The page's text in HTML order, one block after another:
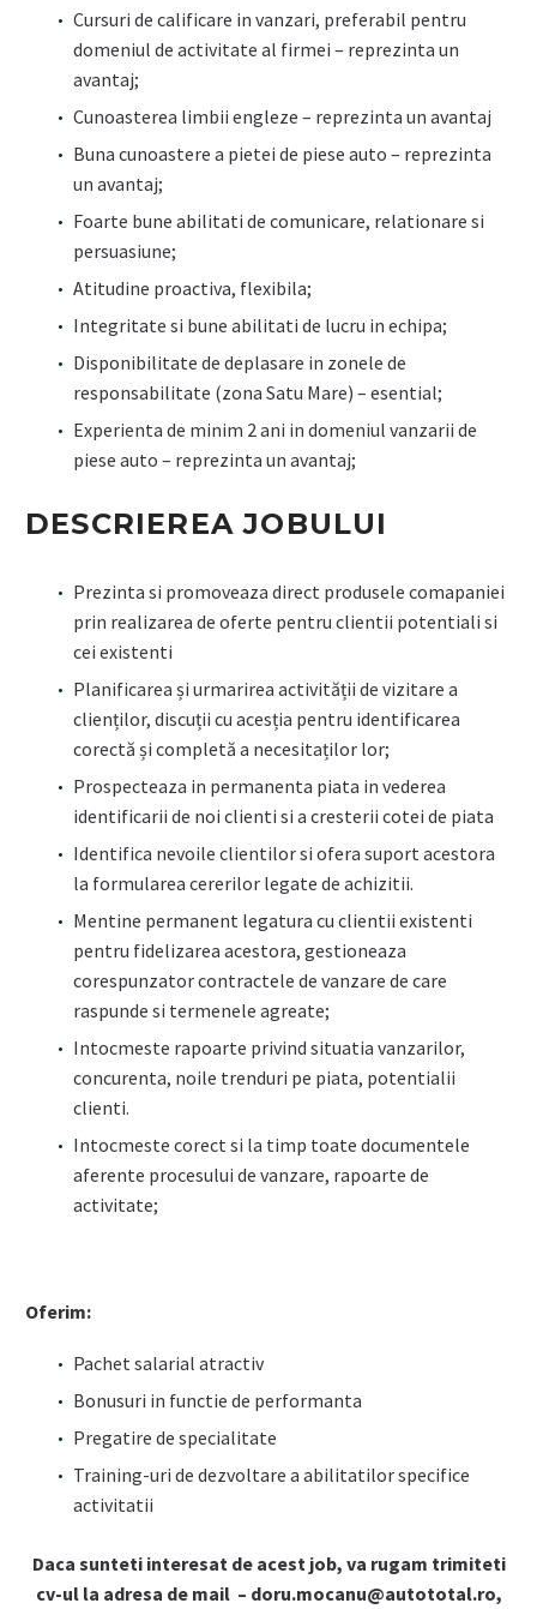
Cursuri de calificare in vanzari, preferabil pentru
domeniul de activitate al firmei – reprezinta un
avantaj;
Cunoasterea limbii engleze – reprezinta un avantaj
Buna cunoastere a pietei de piese auto – reprezinta
un avantaj;
Foarte bune abilitati de comunicare, relationare si
persuasiune;
Atitudine proactiva, flexibila;
Integritate si bune abilitati de lucru in echipa;
Disponibilitate de deplasare in zonele de
responsabilitate (zona Satu Mare) – esential;
Experienta de minim 2 ani in domeniul vanzarii de
piese auto – reprezinta un avantaj;
DESCRIEREA JOBULUI
Prezinta si promoveaza direct produsele comapaniei
prin realizarea de oferte pentru clientii potentiali si
cei existenti
Planificarea și urmarirea activității de vizitare a
clienților, discuții cu acesția pentru identificarea
corectă și completă a necesitaților lor;
Prospecteaza in permanenta piata in vederea
identificarii de noi clienti si a cresterii cotei de piata
Identifica nevoile clientilor si ofera suport acestora
la formularea cererilor legate de achizitii.
Mentine permanent legatura cu clientii existenti
pentru fidelizarea acestora, gestioneaza
corespunzator contractele de vanzare de care
raspunde si termenele agreate;
Intocmeste rapoarte privind situatia vanzarilor,
concurenta, noile trenduri pe piata, potentialii
clienti.
Intocmeste corect si la timp toate documentele
aferente procesului de vanzare, rapoarte de
activitate;
Oferim:
Pachet salarial atractiv
Bonusuri in functie de performanta
Pregatire de specialitate
Training-uri de dezvoltare a abilitatilor specifice
activitatii
Daca sunteti interesat de acest job, va rugam trimiteti
cv-ul la adresa de mail – doru.mocanu@autototal.ro,